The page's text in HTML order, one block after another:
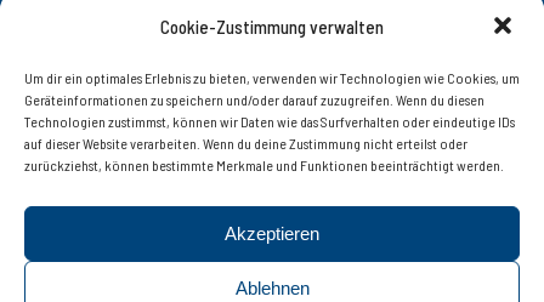
Cookie-Zustimmung verwalten
Um dir ein optimales Erlebnis zu bieten, verwenden wir Technologien wie Cookies, um
Geräteinformationen zu speichern und/oder darauf zuzugreifen. Wenn du diesen
Technologien zustimmst, können wir Daten wie das Surfverhalten oder eindeutige IDs
auf dieser Website verarbeiten. Wenn du deine Zustimmung nicht erteilst oder
zurückziehst, können bestimmte Merkmale und Funktionen beeinträchtigt werden.
Akzeptieren
Ablehnen
KONTAKT IMPRESSUM
Innsbruckerstrasse 77, 6060 Hall in Tirol | Tel. +43 (0)
52 23 / 56 8 08 – 0 | Fax +43 (0) 52 23 / 56 8 08 – 20 |